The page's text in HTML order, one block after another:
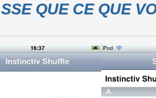
QUE CE QUE